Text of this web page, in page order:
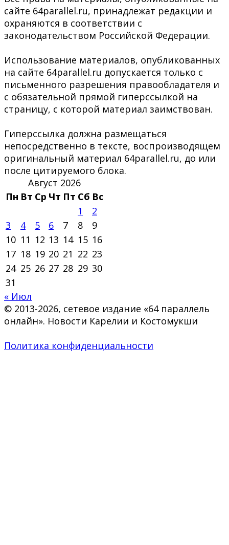
сайте 64parallel.ru, принадлежат редакции и
охраняются в соответствии с
законодательством Российской Федерации.
Использование материалов, опубликованных
на сайте 64parallel.ru допускается только с
письменного разрешения правообладателя и
с обязательной прямой гиперссылкой на
страницу, с которой материал заимствован.
Гиперссылка должна размещаться
непосредственно в тексте, воспроизводящем
оригинальный материал 64parallel.ru, до или
после цитируемого блока.
Август 2026
Пн Вт Ср Чт Пт Сб Вс
1
2
3
4 5 6 7 8
9
10 11 12 13 14 15 16
17 18 19 20 21 22 23
24 25 26 27 28 29 30
31
« Июл
© 2013-2026, сетевое издание «64 параллель
онлайн». Новости Карелии и Костомукши
Политика конфиденциальности